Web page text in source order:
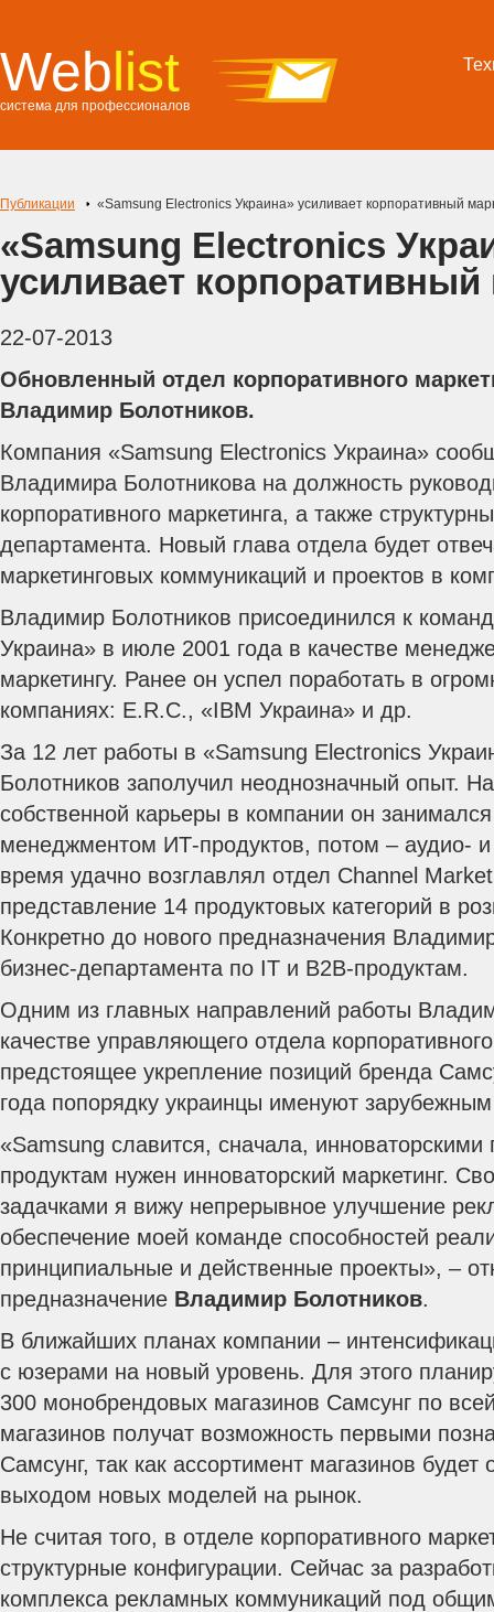
Weblist
система для профессионалов
Публикации «Samsung Electronics Украина» усиливает корпоративный
«Samsung Electronics
усиливает корпоративный
22-07-2013
Обновленный отдел корпоративного
Владимир Болотников.
Компания «Samsung Electronics Украина»
Владимира Болотникова на должность
корпоративного маркетинга, а также
департамента. Новый глава отдела будет
маркетинговых коммуникаций и проектов в
Владимир Болотников присоединился к
Украина» в июле 2001 года в качестве
маркетингу. Ранее он успел поработать в
компаниях: E.R.C., «IBM Украина» и др.
За 12 лет работы в «Samsung Electronics
Болотников заполучил неоднозначный опыт.
собственной карьеры в компании он
менеджментом ИТ-продуктов, потом – аудио-
время удачно возглавлял отдел Channel
представление 14 продуктовых категорий в
Конкретно до нового предназначения
бизнес-департамента по IТ и B2B-продуктам.
Одним из главных направлений работы
качестве управляющего отдела
предстоящее укрепление позиций бренда
года попорядку украинцы именуют
«Samsung славится, сначала,
продуктам нужен инноваторский маркетинг.
задачками я вижу непрерывное улучшение
обеспечение моей команде способностей
принципиальные и действенные проекты», –
предназначение Владимир Болотников.
В ближайших планах компании –
с юзерами на новый уровень. Для этого
300 монобрендовых магазинов Самсунг по
магазинов получат возможность первыми
Самсунг, так как ассортимент магазинов будет
выходом новых моделей на рынок.
Не считая того, в отделе корпоративного
структурные конфигурации. Сейчас за
комплекса рекламных коммуникаций под